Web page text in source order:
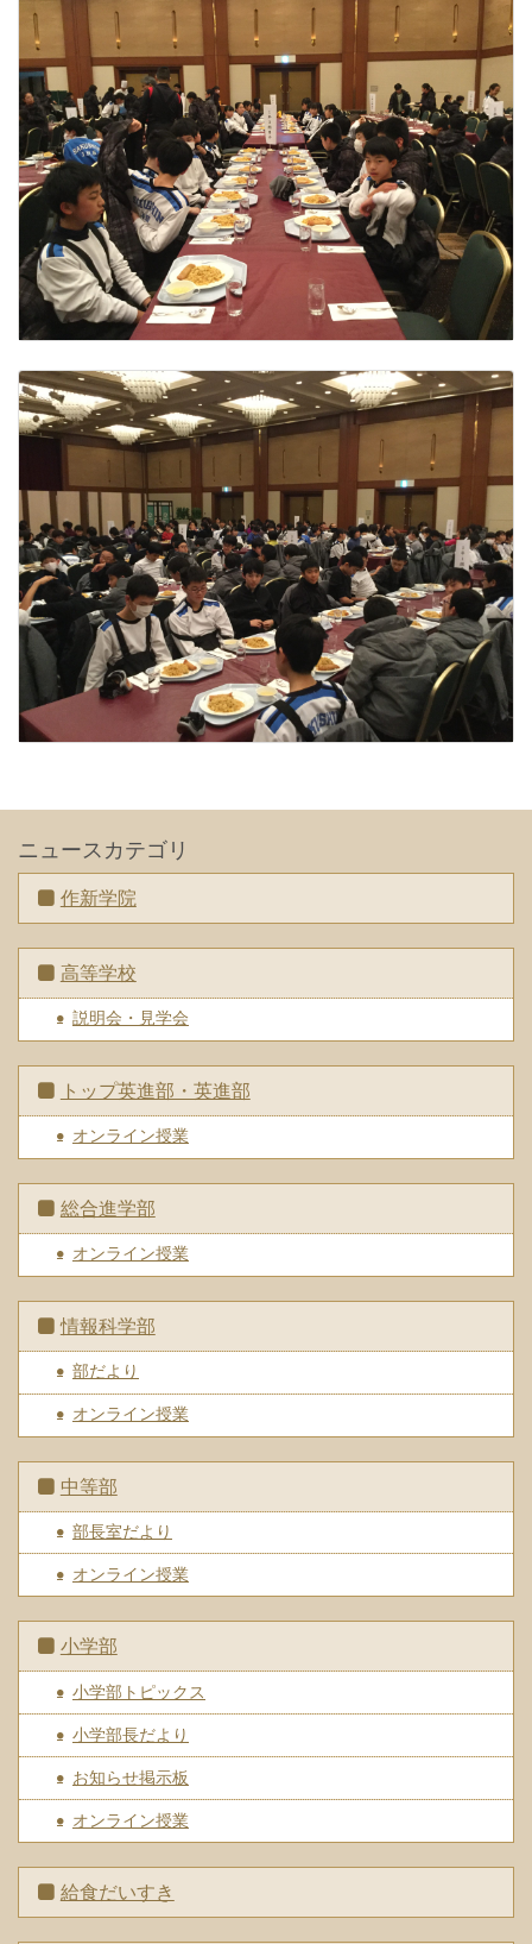
ニュースカテゴリ
作新学院
高等学校
説明会・見学会
トップ英進部・英進部
オンライン授業
総合進学部
オンライン授業
情報科学部
部だより
オンライン授業
中等部
部長室だより
オンライン授業
小学部
小学部トピックス
小学部長だより
お知らせ掲示板
オンライン授業
給食だいすき